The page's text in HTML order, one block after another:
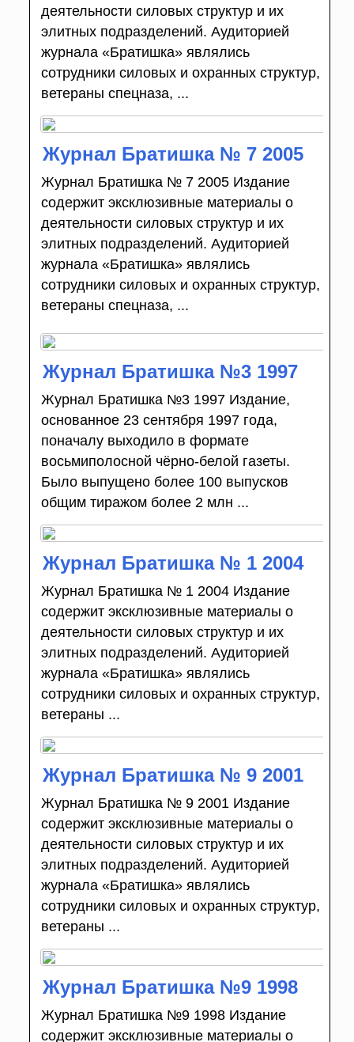
деятельности силовых структур и их
элитных подразделений. Аудиторией
журнала «Братишка» являлись
сотрудники силовых и охранных структур,
ветераны спецназа, ...
Журнал Братишка № 7 2005
Журнал Братишка № 7 2005 Издание
содержит эксклюзивные материалы о
деятельности силовых структур и их
элитных подразделений. Аудиторией
журнала «Братишка» являлись
сотрудники силовых и охранных структур,
ветераны спецназа, ...
Журнал Братишка №3 1997
Журнал Братишка №3 1997 Издание,
основанное 23 сентября 1997 года,
поначалу выходило в формате
восьмиполосной чёрно-белой газеты.
Было выпущено более 100 выпусков
общим тиражом более 2 млн ...
Журнал Братишка № 1 2004
Журнал Братишка № 1 2004 Издание
содержит эксклюзивные материалы о
деятельности силовых структур и их
элитных подразделений. Аудиторией
журнала «Братишка» являлись
сотрудники силовых и охранных структур,
ветераны ...
Журнал Братишка № 9 2001
Журнал Братишка № 9 2001 Издание
содержит эксклюзивные материалы о
деятельности силовых структур и их
элитных подразделений. Аудиторией
журнала «Братишка» являлись
сотрудники силовых и охранных структур,
ветераны ...
Журнал Братишка №9 1998
Журнал Братишка №9 1998 Издание
содержит эксклюзивные материалы о